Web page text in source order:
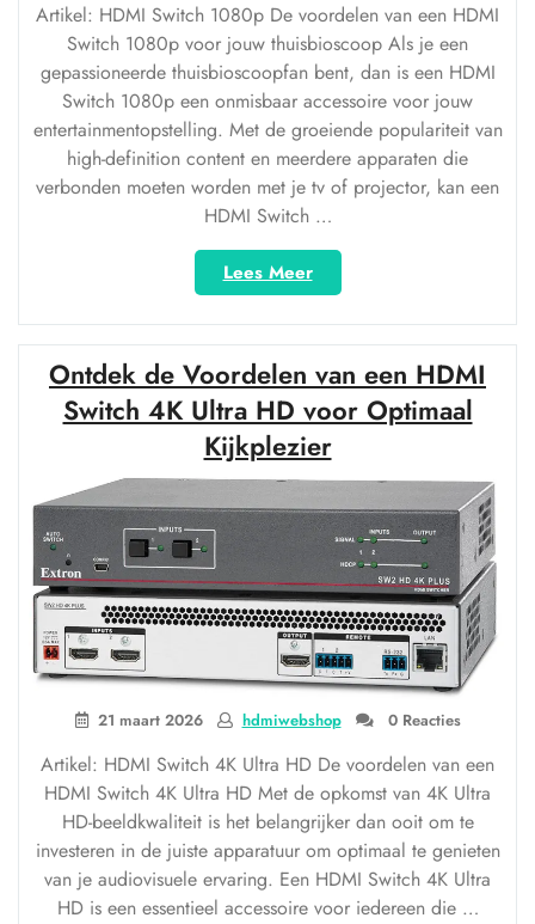
Artikel: HDMI Switch 1080p De voordelen van een HDMI
Switch 1080p voor jouw thuisbioscoop Als je een
gepassioneerde thuisbioscoopfan bent, dan is een HDMI
Switch 1080p een onmisbaar accessoire voor jouw
entertainmentopstelling. Met de groeiende populariteit van
high-definition content en meerdere apparaten die
verbonden moeten worden met je tv of projector, kan een
HDMI Switch …
Lees Meer“Ontdek
de
Voordelen
van
een
HDMI
Switch
1080p
voor
Jouw
Thuisbioscoop!”
Ontdek de Voordelen van een HDMI
Switch 4K Ultra HD voor Optimaal
Kijkplezier
21 maart 2026 hdmiwebshop 0 Reacties
Artikel: HDMI Switch 4K Ultra HD De voordelen van een
HDMI Switch 4K Ultra HD Met de opkomst van 4K Ultra
HD-beeldkwaliteit is het belangrijker dan ooit om te
investeren in de juiste apparatuur om optimaal te genieten
van je audiovisuele ervaring. Een HDMI Switch 4K Ultra
HD is een essentieel accessoire voor iedereen die …